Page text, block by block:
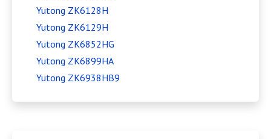
Yutong ZK6128H
Yutong ZK6129H
Yutong ZK6852HG
Yutong ZK6899HA
Yutong ZK6938HB9